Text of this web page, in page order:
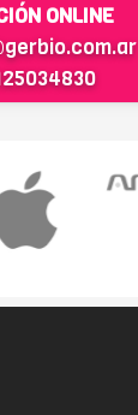
ONLINE